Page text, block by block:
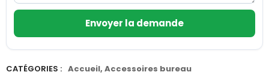
Envoyer la demande
CATÉGORIES : Accueil, Accessoires bureau